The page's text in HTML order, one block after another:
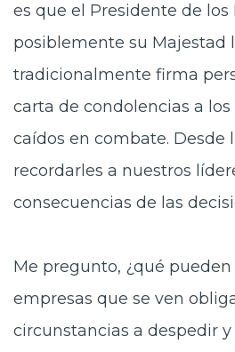
es que el Presidente de los
posiblemente su Majestad
tradicionalmente firma
carta de condolencias a
caídos en combate. Desde
recordarles a nuestros
consecuencias de las
Me pregunto, ¿qué pueden
empresas que se ven
circunstancias a despedir